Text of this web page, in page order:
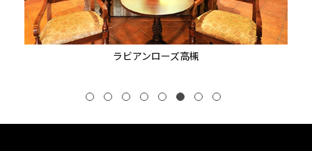
ラビアンローズ高槻